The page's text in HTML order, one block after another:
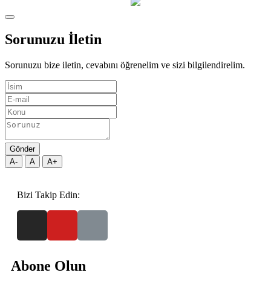
Sorunuzu İletin
Sorunuzu bize iletin, cevabını öğrenelim ve sizi bilgilendirelim.
Gönder
A-
A A+
Bizi Takip Edin:
Abone Olun